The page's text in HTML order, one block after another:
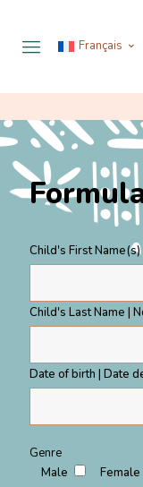
Français
Child's First
Child's Last Name |
Date of birth | Date
Genre
Male
Female